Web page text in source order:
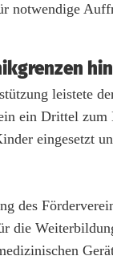
notwendige
leistete
ein Drittel
eingesetzt
des
die